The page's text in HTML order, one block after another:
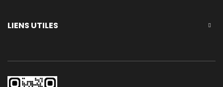
LIENS UTILES